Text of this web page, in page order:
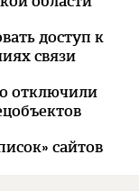
доступ к
связи
отключили
сайтов